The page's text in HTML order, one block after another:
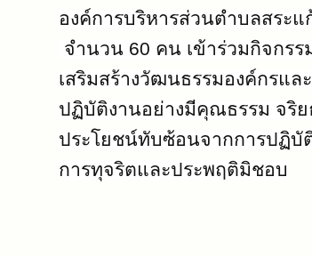
องค์การบริหารส่วนตำบลสระแ
จำนวน 60 คน เข้าร่วมกิจกรร
เสริมสร้างวัฒนธรรมองค์กรแ
ปฏิบัติงานอย่างมีคุณธรรม จริ
ประโยชน์ทับซ้อนจากการปฏิบั
การทุจริตและประพฤติมิชอบ